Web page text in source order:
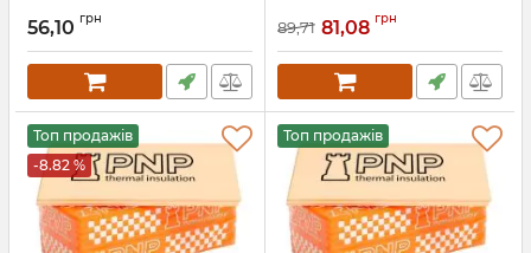
Артикул:
56,10 грн
Артикул: 14843005000476
89,71 81,08 грн
Топ продажів
-8.82 %
Топ продажів